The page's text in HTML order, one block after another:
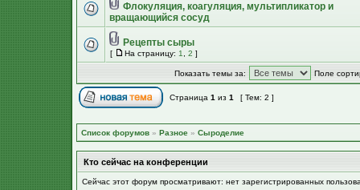
Флокуляция, коагуляция, мультипликатор и
вращающийся сосуд
Рецепты сыры
[ На страницу: 1 2 ]
Показать темы за: Поле
Страница 1 из 1 [ Тем: 2 ]
Список форумов » Разное » Сыроделие
Кто сейчас на конференции
Сейчас этот форум просматривают: нет зарегистрированных